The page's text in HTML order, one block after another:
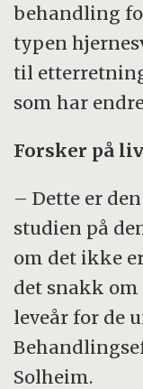
behandling
typen
til
som har
Forsker på
– Dette er
studien på
om det ikke
det snakk
leveår for de
Solheim.